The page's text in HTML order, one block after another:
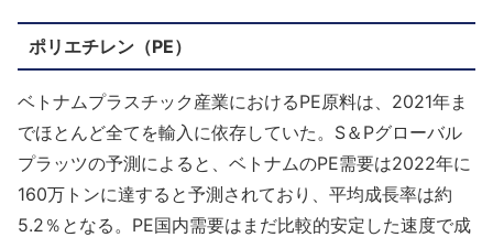
ポリエチレン（PE）
ベトナムプラスチック産業におけるPE原料は、2021年ま
でほとんど全てを輸入に依存していた。S＆Pグローバル
プラッツの予測によると、ベトナムのPE需要は2022年に
160万トンに達すると予測されており、平均成長率は約
5.2％となる。PE国内需要はまだ比較的安定した速度で成